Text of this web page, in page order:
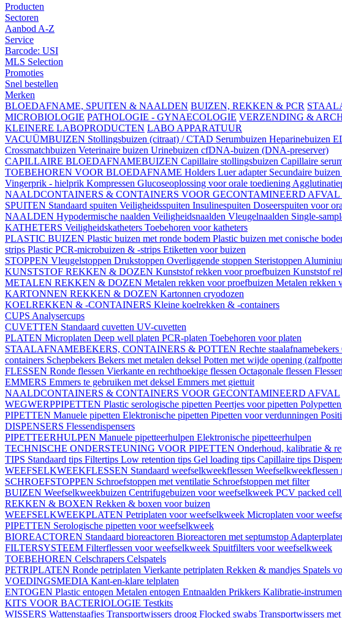
Producten
Sectoren
Aanbod A-Z
Service
Barcode: USI
MLS Selection
Promoties
Snel bestellen
Merken
BLOEDAFNAME, SPUITEN & NAALDEN BUIZEN, REKKEN & PCR
MICROBIOLOGIE PATHOLOGIE - GYNAECOLOGIE VERZENDING &
KLEINERE LABOPRODUCTEN LABO APPARATUUR
VACUÜMBUIZEN Stollingsbuizen (citraat) / CTAD Serumbuizen Heparinebuizen
Crossmatchbuizen Veterinaire buizen Urinebuizen cfDNA-buizen (DNA-preserver)
CAPILLAIRE BLOEDAFNAMEBUIZEN Capillaire stollingsbuizen Capillaire
TOEBEHOREN VOOR BLOEDAFNAME Holders Luer adapter Secundaire buizen
Vingerprik - hielprik Kompressen Glucoseoplossing voor orale toediening
NAALDCONTAINERS & CONTAINERS VOOR GECONTAMINEERD AFVAL
SPUITEN Standaard spuiten Veiligheidsspuiten Insulinespuiten Doseerspuiten voor
NAALDEN Hypodermische naalden Veiligheidsnaalden Vleugelnaalden Single-
KATHETERS Veiligheidskatheters Toebehoren voor katheters
PLASTIC BUIZEN Plastic buizen met ronde bodem Plastic buizen met conische
strips Plastic PCR-microbuizen & -strips Etiketten voor buizen
STOPPEN Vleugelstoppen Drukstoppen Overliggende stoppen Steristoppen
KUNSTSTOF REKKEN & DOZEN Kunststof rekken voor proefbuizen Kunststof
METALEN REKKEN & DOZEN Metalen rekken voor proefbuizen Metalen rekken
KARTONNEN REKKEN & DOZEN Kartonnen cryodozen
KOELREKKEN & -CONTAINERS Kleine koelrekken & -containers
CUPS Analysercups
CUVETTEN Standaard cuvetten UV-cuvetten
PLATEN Microplaten Deep well platen PCR-platen Toebehoren voor platen
STAALAFNAMEBEKERS, CONTAINERS & POTTEN Rechte staalafnamebekers
containers Schepbekers Bekers met metalen deksel Potten met wijde opening
FLESSEN Ronde flessen Vierkante en rechthoekige flessen Octagonale flessen
EMMERS Emmers te gebruiken met deksel Emmers met giettuit
NAALDCONTAINERS & CONTAINERS VOOR GECONTAMINEERD AFVAL
WEGWERPPIPETTEN Plastic serologische pipetten Peertjes voor pipetten Polypetten
PIPETTEN Manuele pipetten Elektronische pipetten Pipetten voor verdunningen
DISPENSERS Flessendispensers
PIPETTEERHULPEN Manuele pipetteerhulpen Elektronische pipetteerhulpen
TECHNISCHE ONDERSTEUNING VOOR PIPETTEN Onderhoud, kalibratie &
TIPS Standaard tips Filtertips Low retention tips Gel loading tips Capillaire tips
WEEFSELKWEEKFLESSEN Standaard weefselkweekflessen Weefselkweekflessen
SCHROEFSTOPPEN Schroefstoppen met ventilatie Schroefstoppen met filter
BUIZEN Weefselkweekbuizen Centrifugebuizen voor weefselkweek PCV packed
REKKEN & BOXEN Rekken & boxen voor buizen
WEEFSELKWEEKPLATEN Petriplaten voor weefselkweek Microplaten voor
PIPETTEN Serologische pipetten voor weefselkweek
BIOREACTOREN Standaard bioreactoren Bioreactoren met septumstop
FILTERSYSTEEM Filterflessen voor weefselkweek Spuitfilters voor weefselkweek
TOEBEHOREN Celschrapers Celspatels
PETRIPLATEN Ronde petriplaten Vierkante petriplaten Rekken & mandjes Spatels
VOEDINGSMEDIA Kant-en-klare telplaten
ENTOGEN Plastic entogen Metalen entogen Entnaalden Prikkers Kalibratie-
KITS VOOR BACTERIOLOGIE Testkits
WISSERS Wattenstaafjes Transportwissers droog Flocked swabs Transportwissers